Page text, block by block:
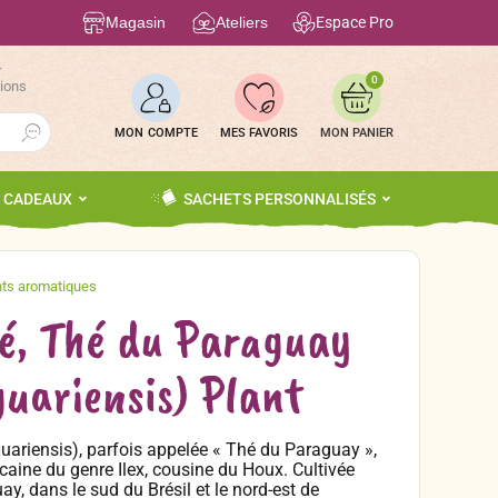
Magasin Ateliers Espace Pro
Search Button
MON COMPTE MES FAVORIS
0
CADEAUX SACHETS PERSONNALISÉS
Thé du Paraguay
Plant
parfois appelée « Thé du Paraguay »,
du genre Ilex, cousine du Houx. Cultivée
dans le sud du Brésil et le nord-est de